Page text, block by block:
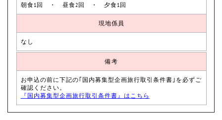
朝食1回 ・ 昼食2回 ・ 夕食1回
現地係員
なし
備考
お申込の前に下記の｢国内募集型企画旅行取引条件書｣を必ずご
確認ください。
『国内募集型企画旅行取引条件書』はこちら